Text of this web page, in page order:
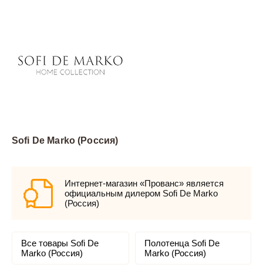
Sofi De Marko (Россия)
Интернет-магазин «Прованс» является
официальным дилером Sofi De Marko
(Россия)
Все товары Sofi De
Marko (Россия)
Полотенца Sofi De
Marko (Россия)